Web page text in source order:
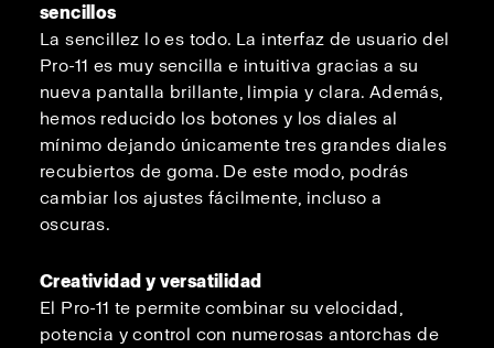
sencillos
La sencillez lo es todo. La interfaz de usuario del
Pro-11 es muy sencilla e intuitiva gracias a su
nueva pantalla brillante, limpia y clara. Además,
hemos reducido los botones y los diales al
mínimo dejando únicamente tres grandes diales
recubiertos de goma. De este modo, podrás
cambiar los ajustes fácilmente, incluso a
oscuras.
Creatividad y versatilidad
El Pro-11 te permite combinar su velocidad,
potencia y control con numerosas antorchas de